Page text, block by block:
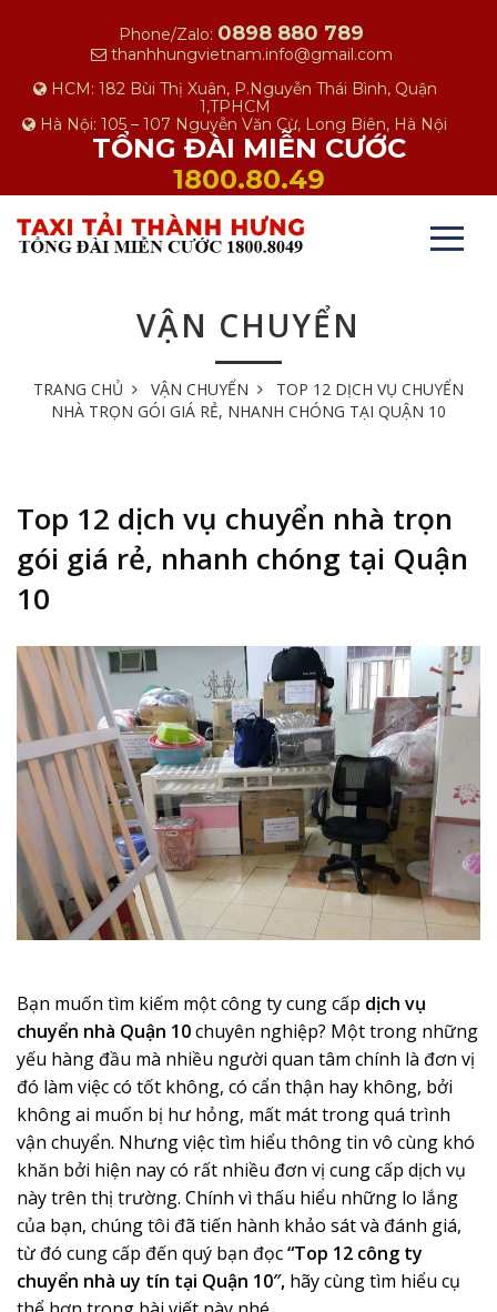
Phone/Zalo: 0898 880 789
thanhhungvietnam.info@gmail.com
HCM: 182 Bùi Thị Xuân, P.Nguyễn Thái Bình, Quận
1,TPHCM
Hà Nội: 105 – 107 Nguyễn Văn Cừ, Long Biên, Hà Nội
TỔNG ĐÀI MIỄN CƯỚC
1800.80.49
VẬN CHUYỂN
TRANG CHỦ VẬN CHUYỂN
TOP 12 DỊCH VỤ CHUYỂN
NHÀ TRỌN GÓI GIÁ RẺ, NHANH CHÓNG TẠI QUẬN 10
Top 12 dịch vụ chuyển nhà trọn
gói giá rẻ, nhanh chóng tại Quận
10
Bạn muốn tìm kiếm một công ty cung cấp dịch vụ
chuyển nhà Quận 10chuyên nghiệp? Một trong những
yếu hàng đầu mà nhiều người quan tâm chính là đơn vị
đó làm việc có tốt không, có cẩn thận hay không, bởi
không ai muốn bị hư hỏng, mất mát trong quá trình
vận chuyển. Nhưng việc tìm hiểu thông tin vô cùng khó
khăn bởi hiện nay có rất nhiều đơn vị cung cấp dịch vụ
này trên thị trường. Chính vì thấu hiểu những lo lắng
của bạn, chúng tôi đã tiến hành khảo sát và đánh giá,
từ đó cung cấp đến quý bạn đọc“Top 12 công ty
chuyển nhà uy tín tại Quận 10″, hãy cùng tìm hiểu cụ